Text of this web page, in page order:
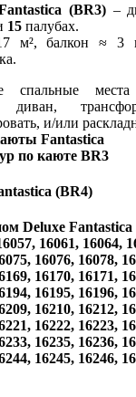
(BR3)–
15 палубах.
м², балкон ≈ 3
спальные
и/или
Fantastica
по каюте BR3
(BR4)
Deluxe Fantastica
16061, 16064,
16076, 16078,
16170, 16171,
16195, 16196,
16210, 16212,
16222, 16223,
16235, 16236,
16245, 16246,